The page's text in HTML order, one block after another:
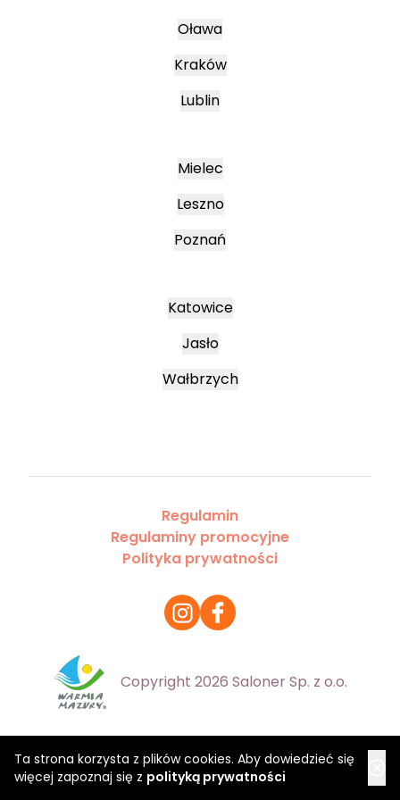
Ta strona korzysta z plików cookies. Aby dowiedzieć się
więcej zapoznaj się z polityką prywatności
Oława
Kraków
Lublin
Mielec
Leszno
Poznań
Katowice
Jasło
Wałbrzych
Regulamin
Regulaminy promocyjne
Polityka prywatności
Copyright 2026 Saloner Sp. z o.o.